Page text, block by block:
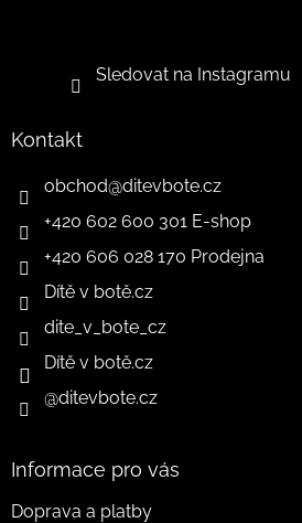
Sledovat na Instagramu
Kontakt
obchod@ditevbote.cz
+420 602 600 301 E-shop
+420 606 028 170 Prodejna
Dítě v botě.cz
dite_v_bote_cz
Dítě v botě.cz
@ditevbote.cz
Informace pro vás
Doprava a platby